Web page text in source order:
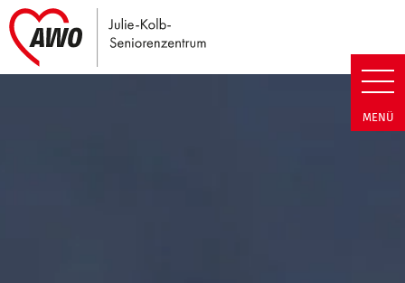
Julie-Kolb-Seniorenzentrum |
MENÜ